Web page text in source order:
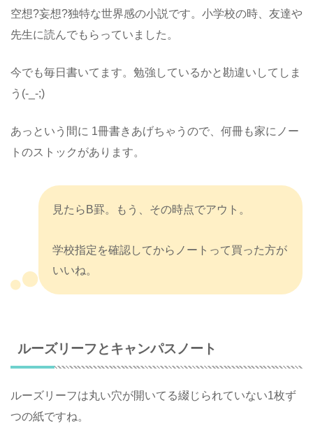
空想?妄想?独特な世界感の小説です。小学校の時、友達や
先生に読んでもらっていました。
今でも毎日書いてます。勉強しているかと勘違いしてしま
う(-_-;)
あっという間に 1冊書きあげちゃうので、何冊も家にノー
トのストックがあります。
見たらB罫。もう、その時点でアウト。
学校指定を確認してからノートって買った方が
いいね。
ルーズリーフとキャンパスノート
ルーズリーフは丸い穴が開いてる綴じられていない1枚ず
つの紙ですね。